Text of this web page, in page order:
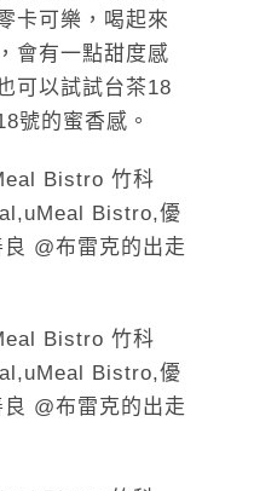
卡可樂，喝起來
會有一點甜度感
可以試試台茶18
號的蜜香感。